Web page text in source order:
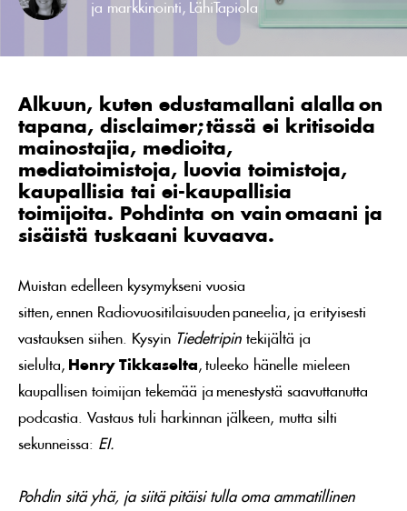
ja markkinointi, LähiTapiola
Alkuun, kuten edustamallani alalla on
tapana, disclaimer; tässä ei kritisoida
mainostajia, medioita,
mediatoimistoja, luovia toimistoja,
kaupallisia tai ei-kaupallisia
toimijoita. Pohdinta on vain omaani ja
sisäistä tuskaani kuvaava.
Muistan edelleen kysymykseni vuosia
sitten, ennen Radiovuositilaisuuden paneelia, ja erityisesti
vastauksen siihen. Kysyin Tiedetripin tekijältä ja
sielulta, Henry Tikkaselta, tuleeko hänelle mieleen
kaupallisen toimijan tekemää ja menestystä saavuttanutta
podcastia. Vastaus tuli harkinnan jälkeen, mutta silti
sekunneissa: EI.
Pohdin sitä yhä, ja siitä pitäisi tulla oma ammatillinen